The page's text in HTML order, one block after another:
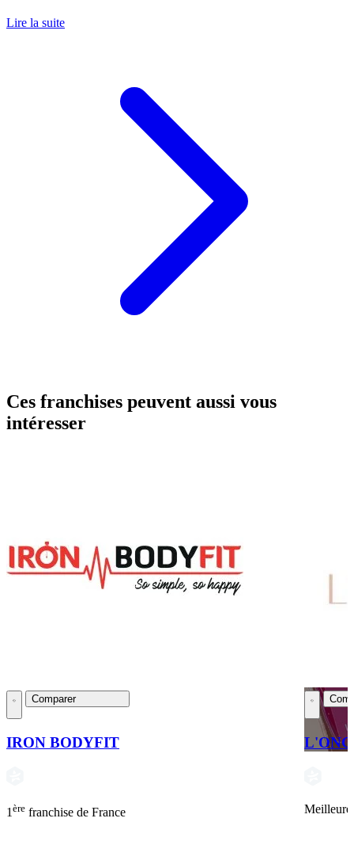
Lire la suite
Ces franchises peuvent aussi vous
intéresser
Comparer
IRON BODYFIT
1 ère franchise de France Meilleure